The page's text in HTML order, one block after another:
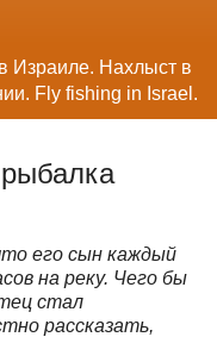
Израиле. Нахлыст в
Fly fishing in Israel.
его сын каждый
на реку. Чего бы
стал
рассказать,